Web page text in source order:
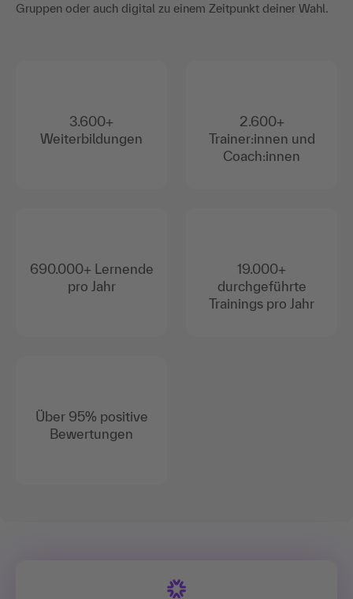
Gruppen oder auch digital zu einem Zeitpunkt deiner Wahl.
3.600+
Weiterbildungen
690.000+ Lernende
pro Jahr
Über 95% positive
Bewertungen
2.600+
Trainer:innen und
Coach:innen
19.000+
durchgeführte
Trainings pro Jahr